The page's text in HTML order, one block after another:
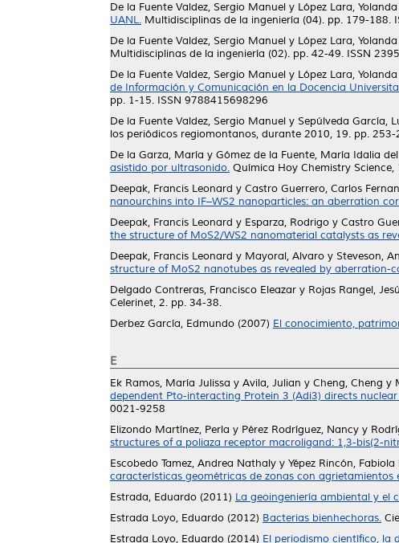
De la Fuente Valdez, Sergio Manuel y López Lara, Yolanda
UANL. Multidisciplinas de la ingeniería (04). pp. 179-188.
De la Fuente Valdez, Sergio Manuel y López Lara, Yolanda
Multidisciplinas de la ingeniería (02). pp. 42-49. ISSN
De la Fuente Valdez, Sergio Manuel y López Lara, Yolanda
de Información y Comunicación en la Docencia
pp. 1-15. ISSN 9788415698296
De la Fuente Valdez, Sergio Manuel y Sepúlveda García,
los periódicos regiomontanos, durante 2010, 19. pp.
De la Garza, María y Gómez de la Fuente, María Idalia
asistido por ultrasonido. Química Hoy Chemistry Science,
Deepak, Francis Leonard y Castro Guerrero, Carlos
nanourchins into IF–WS2 nanoparticles: an aberration
Deepak, Francis Leonard y Esparza, Rodrigo y Castro
the structure of MoS2/WS2 nanomaterial catalysts as
Deepak, Francis Leonard y Mayoral, Alvaro y Steveson,
structure of MoS2 nanotubes as revealed by aberration-
Delgado Contreras, Francisco Eleazar y Rojas Rangel,
Celerinet, 2. pp. 34-38.
Derbez García, Edmundo (2007) El conocimiento,
E
Ek Ramos, María Julissa y Avila, Julian y Cheng, Cheng y
dependent Pto-interacting Protein 3 (Adi3) directs
0021-9258
Elizondo Martínez, Perla y Pérez Rodríguez, Nancy y
structures of a poliaza receptor macroligand: 1,3-bis(2-
Escobedo Tamez, Andrea Nathaly y Yépez Rincón,
características geométricas de zonas con
Estrada, Eduardo (2011) La geoingeniería ambiental y el
Estrada Loyo, Eduardo (2012) Bacterias bienhechoras.
Estrada Loyo, Eduardo (2014) El periodismo científico, la